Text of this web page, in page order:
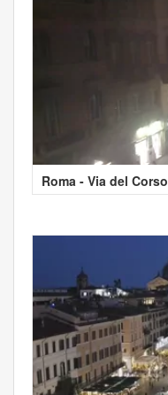
Roma - Via del Corso